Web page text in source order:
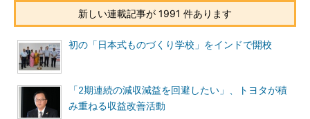
新しい連載記事が 1991 件あります
初の「日本式ものづくり学校」をインドで開校
「2期連続の減収減益を回避したい」、トヨタが積
み重ねる収益改善活動